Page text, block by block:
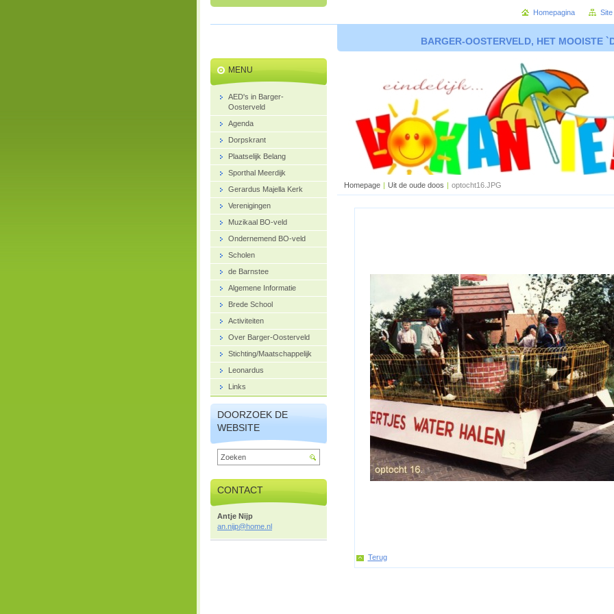
BARGER-OOSTERVELD, HET MOOISTE
Homepage | Uit de oude doos | optocht16.JPG
Terug
MENU
AED's in Barger-
Oosterveld
Agenda
Dorpskrant
Plaatselijk Belang
Sporthal Meerdijk
Gerardus Majella Kerk
Verenigingen
Muzikaal BO-veld
Ondernemend BO-veld
Scholen
de Barnstee
Algemene Informatie
Brede School
Activiteiten
Over Barger-Oosterveld
Stichting/Maatschappelijk
Leonardus
Links
DOORZOEK DE
WEBSITE
CONTACT
Antje Nijp
an.nijp@home.nl
Homepagina